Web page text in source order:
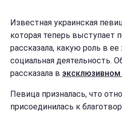
Известная украинская
которая теперь выступает
рассказала, какую роль в
социальная деятельность.
рассказала в эксклюзивном
Певица призналась, что
присоединилась к